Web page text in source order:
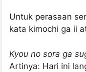
Untuk perasaan
kata kimochi ga ii
Kyou no sora ga
Artinya: Hari ini